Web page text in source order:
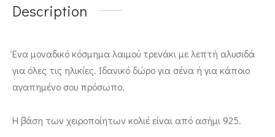
Description
Ένα μοναδικό κόσμημα λαιμού τρενάκι με λεπτή αλυσιδά
για όλες τις ηλικίες. Ιδανικό δώρο για σένα ή για κάποιο
αγαπημένο σου πρόσωπο.
Η βάση των χειροποίητων κολιέ είναι από ασήμι 925.